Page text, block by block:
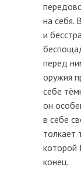
на себя.
и
перед
оружия
себе
он
в себе
толкает
которой
конец.